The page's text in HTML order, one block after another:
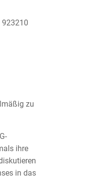
923210
zu
ihre
in das